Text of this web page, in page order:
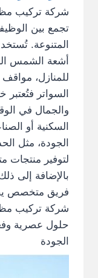
شركة تركيب
تجمع بين
المتنوعة.
أشعة الشمس
للمنازل، مواقف
السواتر فتُعتبر
والجمال في
السكنية أو
الجودة، مثل
لتوفير منتجات
بالإضافة إلى
فريق متخصص
شركة تركيب
حلول عصرية
الجودة